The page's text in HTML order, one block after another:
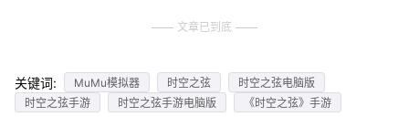
文章已到底
关键词: MuMu模拟器 时空之弦
时空之弦电脑版
时空之弦手游
时空之弦手游电脑版 《时空之弦》手游